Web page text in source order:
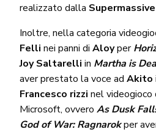
realizzato dalla
Inoltre, nella categoria
Felli nei panni diAloyper
Joy Saltarelli in Martha is
aver prestato la voce adAkito
Francesco rizzi nel videogioco
Microsoft, ovvero As Dusk
God of War: Ragnarokper